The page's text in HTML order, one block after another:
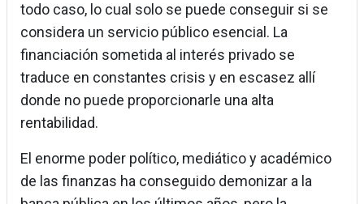
todo caso, lo cual solo se puede conseguir si se
considera un servicio público esencial. La
financiación sometida al interés privado se
traduce en constantes crisis y en escasez allí
donde no puede proporcionarle una alta
rentabilidad.
El enorme poder político, mediático y académico
de las finanzas ha conseguido demonizar a la